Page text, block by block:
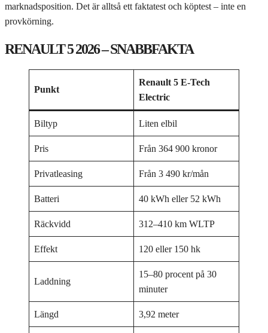
marknadsposition. Det är alltså ett faktatest och köptest – inte en
provkörning.
RENAULT 5 2026 – SNABBFAKTA
Punkt
Renault 5 E-Tech
Electric
Biltyp Liten elbil
Pris Från 364 900 kronor
Privatleasing Från 3 490 kr/mån
Batteri 40 kWh eller 52 kWh
Räckvidd 312–410 km WLTP
Effekt 120 eller 150 hk
Laddning
15–80 procent på 30
minuter
Längd 3,92 meter